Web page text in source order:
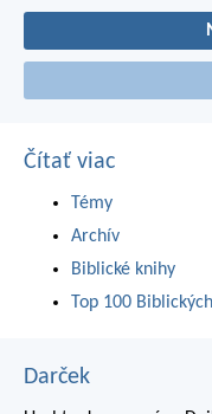
Čítať viac
Témy
Archív
Biblické knihy
Top 100
Darček